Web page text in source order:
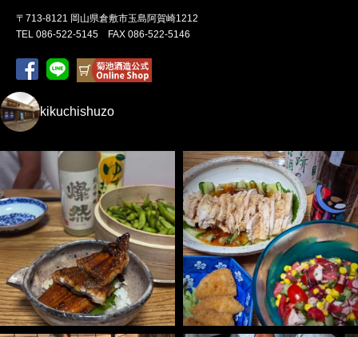
〒713-8121 岡山県倉敷市玉島阿賀崎1212
TEL 086-522-5145 FAX 086-522-5146
kikuchishuzo